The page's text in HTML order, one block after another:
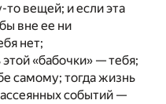
вещей; и если эта
вне ее ни
нет;
«бабочки» — тебя;
самому; тогда жизнь
событий —